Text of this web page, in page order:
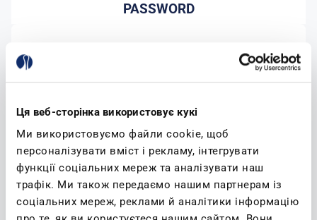
Ця веб-сторінка використовує кукі
Ми використовуємо файли cookie, щоб
персоналізувати вміст і рекламу, інтегрувати
функції соціальних мереж та аналізувати наш
трафік. Ми також передаємо нашим партнерам із
соціальних мереж, реклами й аналітики інформацію
PASSWORD
Conferma password:
Accetto l'informativa sulla privacy